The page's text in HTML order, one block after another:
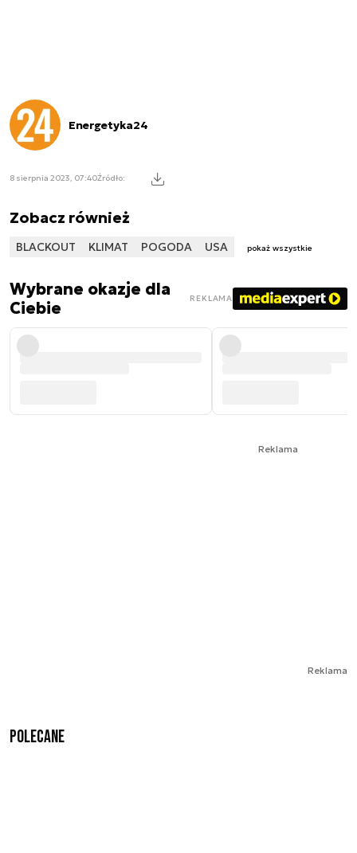
Energetyka24
8 sierpnia 2023, 07:40Źródło:
Zobacz również
BLACKOUT KLIMAT POGODA USA pokaż wszystkie
Wybrane okazje dla
Ciebie
REKLAMA
Reklama
Reklama
Polecane